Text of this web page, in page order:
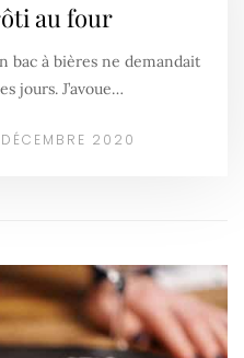
au four
bac à bières ne demandait
jours. J’avoue…
2020